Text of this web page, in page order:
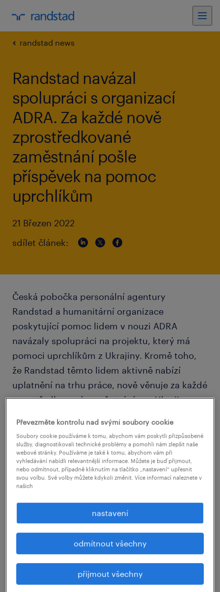
randstad news
Randstad navázal
spolupráci s organizací
ADRA. Za každé nově
zprostředkované
zaměstnání pošle
příspěvek na pomoc
uprchlíkům
21 Březen 2022
sdílet článek:
Česká pobočka personální agentury
Randstad a humanitární organizace
poskytující pomoc lidem v nouzi ADRA
navázaly spolupráci na projektu, který má
pomoci uprchlíkům z Ukrajiny. Kromě toho,
že Randstad těmto lidem aktivně nabízí
uplatnění na trhu práce, nově věnuje za každé
zprostředkované zaměstnání pro Ukrajince
na projekty dlouhodobého charakteru,
například v oblasti psychosociální péče.
Převezměte kontrolu nad svými soubory cookie
Soubory cookie používáme k tomu, abychom vám poskytli přizpůsobené
služby, diagnostikovali technické problémy a pomohli nám zlepšit naše
webové stránky. Používáme je také k tomu, abychom vám při
vyhledávání nabídli relevantnější informace. Můžete je buď přijmout,
nebo odmítnout, případně kliknutím na tlačítko „nastavení“ upřesnit
svou volbu. Své volby můžete kdykoli změnit. Více informací naleznete v
našich
nastavení
odmítnout všechny
přijmout všechny